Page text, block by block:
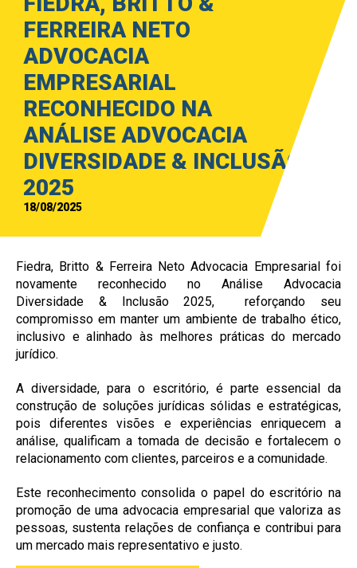
FERREIRA NETO
ADVOCACIA
EMPRESARIAL
RECONHECIDO NA
ANÁLISE ADVOCACIA
DIVERSIDADE & INCLUSÃO
2025
18/08/2025
Fiedra, Britto & Ferreira Neto Advocacia Empresarial foi
novamente reconhecido no Análise Advocacia
Diversidade & Inclusão 2025, reforçando seu
compromisso em manter um ambiente de trabalho ético,
inclusivo e alinhado às melhores práticas do mercado
jurídico.
A diversidade, para o escritório, é parte essencial da
construção de soluções jurídicas sólidas e estratégicas,
pois diferentes visões e experiências enriquecem a
análise, qualificam a tomada de decisão e fortalecem o
relacionamento com clientes, parceiros e a comunidade.
Este reconhecimento consolida o papel do escritório na
promoção de uma advocacia empresarial que valoriza as
pessoas, sustenta relações de confiança e contribui para
um mercado mais representativo e justo.